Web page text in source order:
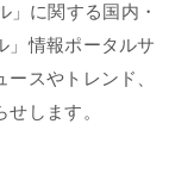
に関する国内・
」情報ポータルサ
スやトレンド、
します。